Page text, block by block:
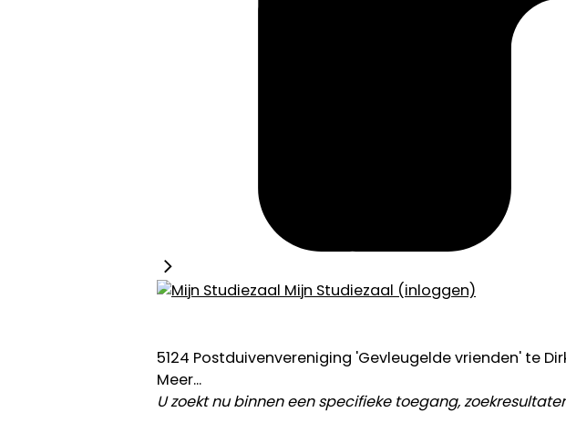
Mijn Studiezaal (inloggen)
5124 Postduivenvereniging 'Gevleugelde vrienden' te
Meer...
U zoekt nu binnen een specifieke toegang,